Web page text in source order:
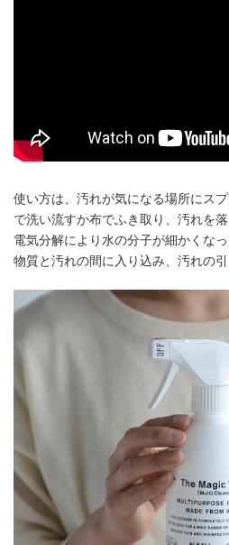
使い方は、汚れが気になる場所にス
で洗い流すか布でふき取り、汚れを落
電気分解により水の分子が細かくな
物質と汚れの間に入り込み、汚れの